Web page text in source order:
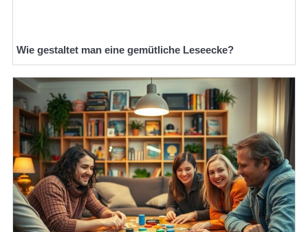
Wie gestaltet man eine gemütliche Leseecke?